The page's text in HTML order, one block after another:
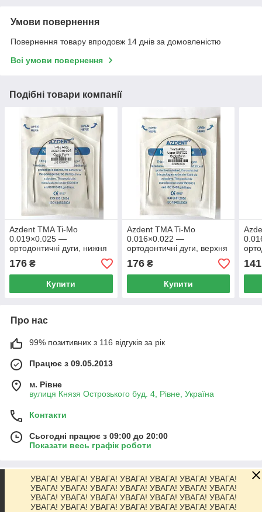
Умови повернення
Повернення товару впродовж 14 днів за домовленістю
Всі умови повернення
Подібні товари компанії
Azdent TMA Ti-Mo
0.019×0.025 —
ортодонтичні дуги, нижня
щелепа, Ovoid Form, 1 шт.
176 ₴
Купити
Azdent TMA Ti-Mo
0.016×0.022 —
ортодонтичні дуги, верхня
щелепа, Ovoid Form, 1 шт.
176₴
Купити
шт.
141
Про нас
99% позитивних з 116 відгуків за рік
Працює з 09.05.2013
м. Рівне
вулиця Князя Острозького буд. 4, Рівне, Україна
Контакти
Сьогодні працює з 09:00 до 20:00
Показати весь графік роботи
Про насУВАГА! УВАГА! УВАГА! УВАГА! УВАГА! УВАГА! УВАГА!
УВАГА! УВАГА! УВАГА! УВАГА! УВАГА! УВАГА! УВАГА!
УВАГА! УВАГА! УВАГА! УВАГА! УВАГА! УВАГА! УВАГА!
УВАГА! УВАГА! УВАГА! УВАГА! УВАГА! УВАГА! УВАГА!